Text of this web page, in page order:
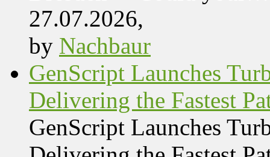
27.07.2026,
by Nachbaur
GenScript Launches
Delivering the Fastest
GenScript Launches